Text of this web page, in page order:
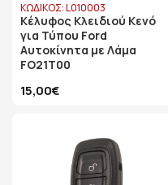
ΚΩΔΙΚΟΣ: L010003
Κέλυφος Κλειδιού Κενό
για Τύπου Ford
Αυτοκίνητα με Λάμα
FO21T00
15,00€